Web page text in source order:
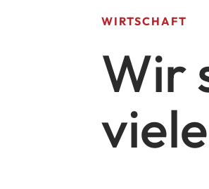
WIRTSCHAFT
Wir